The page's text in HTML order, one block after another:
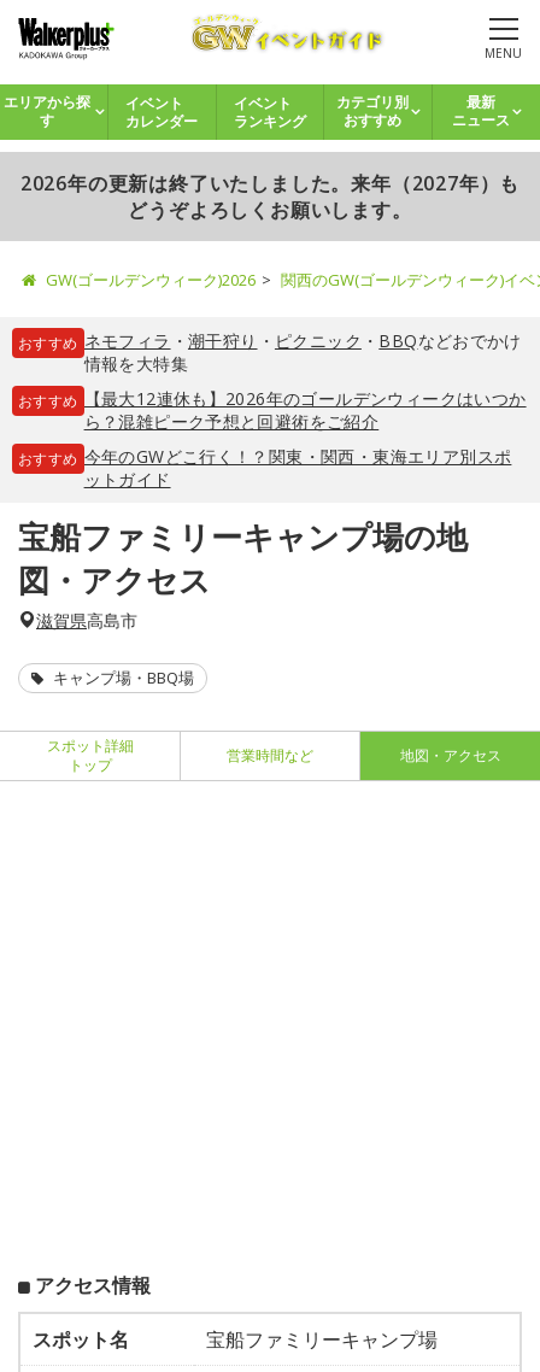
MENU
エリアから探
す
イベント
カレンダー
イベント
ランキング
カテゴリ別
おすすめ
最新
ニュース
2026年の更新は終了いたしました。来年（2027年）も
どうぞよろしくお願いします。
GW(ゴールデンウィーク)2026 関西のGW(ゴールデンウィーク)イ
おすすめ ネモフィラ ・ 潮干狩り ・ ピクニック ・ BBQなどおでかけ
情報を大特集
おすすめ
【最大12連休も】2026年のゴールデンウィークはいつか
ら？混雑ピーク予想と回避術をご紹介
おすすめ 今年のGWどこ行く！？関東・関西・東海エリア別スポ
ットガイド
宝船ファミリーキャンプ場の地
図・アクセス
滋賀県高島市
キャンプ場・BBQ場
スポット詳細
トップ
営業時間など 地図・アクセス
アクセス情報
スポット名
宝船ファミリーキャンプ場